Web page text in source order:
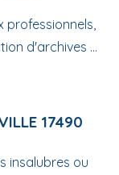
professionnels,
d'archives ...
17490
insalubres ou